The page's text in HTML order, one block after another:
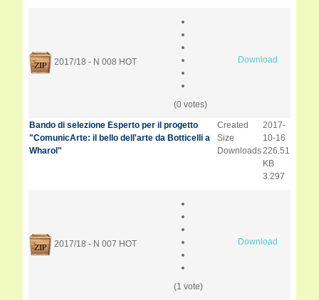
2017/18 - N 008 HOT
(0 votes)
Download
Bando di selezione Esperto per il progetto
"ComunicArte: il bello dell'arte da Botticelli a
Wharol"
Created
Size
Downloads
2017-
10-16
226.51
KB
3.297
2017/18 - N 007 HOT
(1 vote)
Download